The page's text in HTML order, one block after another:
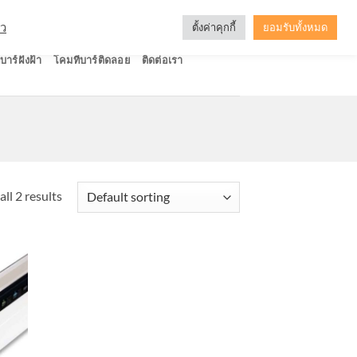
าร์ฝังฝ้า โคมทีบาร์ติดลอย ติดต่อเรา
2 results
ตั้งค่าคุกกี้ ยอมรับทั้งหมด